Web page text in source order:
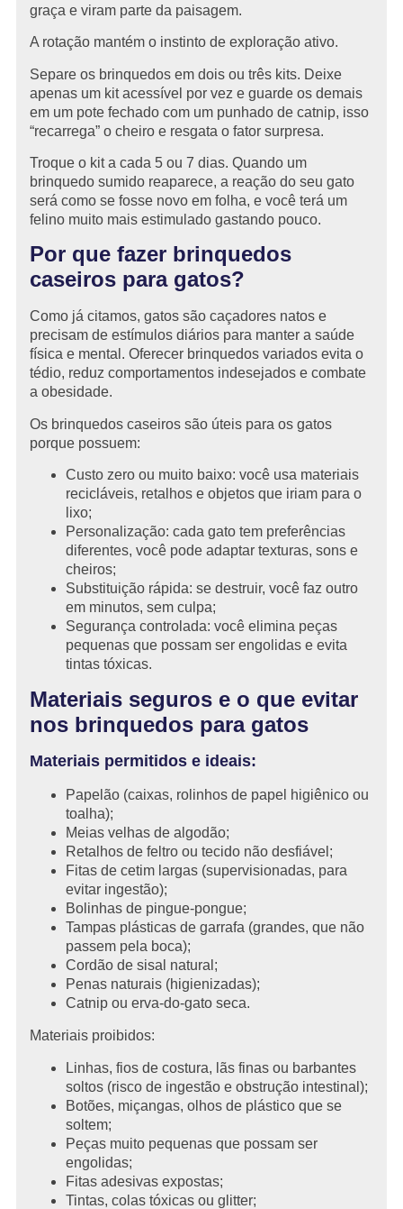
graça e viram parte da paisagem.
A rotação mantém o instinto de exploração ativo.
Separe os brinquedos em dois ou três kits. Deixe
apenas um kit acessível por vez e guarde os demais
em um pote fechado com um punhado de catnip, isso
“recarrega” o cheiro e resgata o fator surpresa.
Troque o kit a cada 5 ou 7 dias. Quando um
brinquedo sumido reaparece, a reação do seu gato
será como se fosse novo em folha, e você terá um
felino muito mais estimulado gastando pouco.
Por que fazer brinquedos
caseiros para gatos?
Como já citamos, gatos são caçadores natos e
precisam de estímulos diários para manter a saúde
física e mental. Oferecer brinquedos variados evita o
tédio, reduz comportamentos indesejados e combate
a obesidade.
Os brinquedos caseiros são úteis para os gatos
porque possuem:
Custo zero ou muito baixo: você usa materiais
recicláveis, retalhos e objetos que iriam para o
lixo;
Personalização: cada gato tem preferências
diferentes, você pode adaptar texturas, sons e
cheiros;
Substituição rápida: se destruir, você faz outro
em minutos, sem culpa;
Segurança controlada: você elimina peças
pequenas que possam ser engolidas e evita
tintas tóxicas.
Materiais seguros e o que evitar
nos brinquedos para gatos
Materiais permitidos e ideais:
Papelão (caixas, rolinhos de papel higiênico ou
toalha);
Meias velhas de algodão;
Retalhos de feltro ou tecido não desfiável;
Fitas de cetim largas (supervisionadas, para
evitar ingestão);
Bolinhas de pingue-pongue;
Tampas plásticas de garrafa (grandes, que não
passem pela boca);
Cordão de sisal natural;
Penas naturais (higienizadas);
Catnip ou erva-do-gato seca.
Materiais proibidos:
Linhas, fios de costura, lãs finas ou barbantes
soltos (risco de ingestão e obstrução intestinal);
Botões, miçangas, olhos de plástico que se
soltem;
Peças muito pequenas que possam ser
engolidas;
Fitas adesivas expostas;
Tintas, colas tóxicas ou glitter;